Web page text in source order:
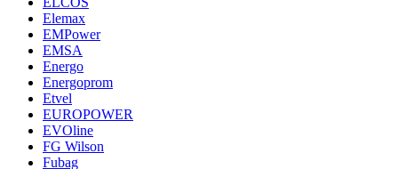
Elemax
EMPower
EMSA
Energo
Energoprom
Etvel
EUROPOWER
EVOline
FG Wilson
Fubag